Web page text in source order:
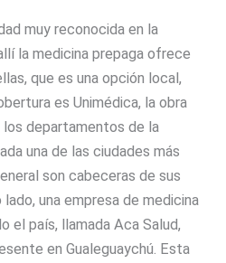
muy reconocida en la
la medicina prepaga ofrece
que es una opción local,
es Unimédica, la obra
departamentos de la
una de las ciudades más
son cabeceras de sus
una empresa de medicina
el país, llamada Aca Salud,
en Gualeguaychú. Esta